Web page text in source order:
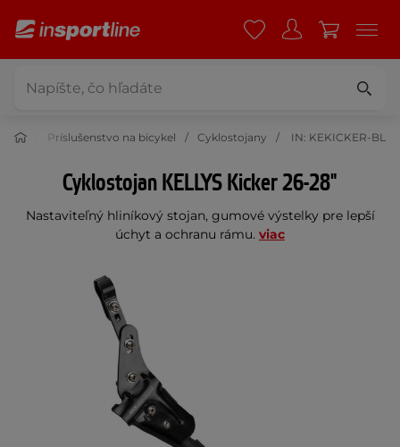
Príslušenstvo na bicykel Cyklostojany IN: KEKICKER-BL
Cyklostojan KELLYS Kicker 26-28"
Nastaviteľný hliníkový stojan, gumové výstelky pre lepší
úchyt a ochranu rámu. viac